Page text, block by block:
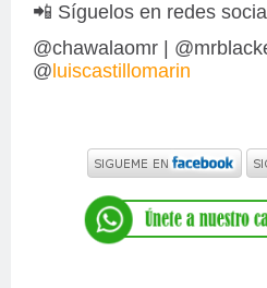
📲 Síguelos en redes
@chawalaomr |
@ luiscastillomarin